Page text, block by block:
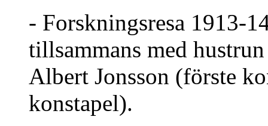
- Forskningsresa 1913-
tillsammans med
Albert Jonsson (förste
konstapel).